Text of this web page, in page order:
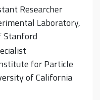
Researcher
Laboratory,
Stanford
for Particle
of California